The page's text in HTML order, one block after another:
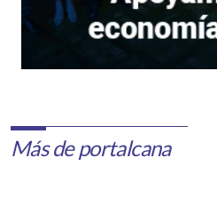
Más de portalcana